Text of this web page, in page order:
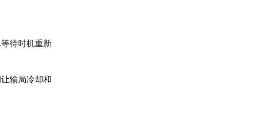
待时机重新
输局冷却和